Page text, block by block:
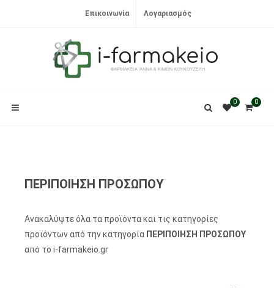
Επικοινωνία Λογαριασμός
0
0
ΠΕΡΙΠΟΙΗΣΗ ΠΡΟΣΩΠΟΥ
Ανακαλύψτε όλα τα προϊόντα και τις κατηγορίες
προϊόντων από την κατηγορία ΠΕΡΙΠΟΙΗΣΗ ΠΡΟΣΩΠΟΥ
από το i-farmakeio.gr